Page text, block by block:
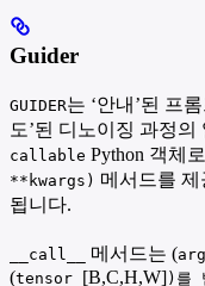
Guider
GUIDER는 ‘안내’된 프
도’된 디노이징 과정
callable Python 객체
**kwargs) 메서드를
됩니다.
__call__ 메서드는 (
(tensor [B,C,H,W])를